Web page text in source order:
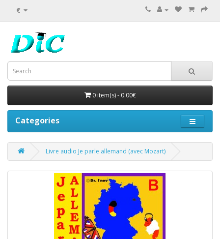
€
0 item(s) - 0.00€
Categories
Livre audio Je parle allemand (avec Mozart)